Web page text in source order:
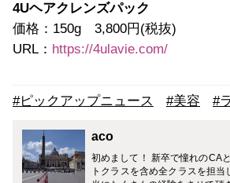
4Uヘアクレンズパック
価格：150g 3,800円(税抜)
URL： https://4ulavie.com/
#ピックアップニュース #美容 #
aco
初めまして！ 新卒で憧れのCA
トクラスを含め全クラスを担